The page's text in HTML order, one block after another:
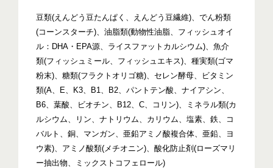
豆類(えんどう豆たんぱく、えんどう豆繊維)、でん粉類
(コーンスターチ)、油脂類(動物性油脂、フィッシュオイ
ル：DHA・EPA源、ライスファットカルシウム)、魚介
類(フィッシュミール、フィッシュエキス)、種実類(ゴマ
粉末)、糖類(フラクトオリゴ糖)、セレン酵母、ビタミン
類(A、E、K3、B1、B2、パントテン酸、ナイアシン、
B6、葉酸、ビオチン、B12、C、コリン)、ミネラル類(カ
ルシウム、リン、ナトリウム、カリウム、塩素、鉄、コ
バルト、銅、マンガン、亜鉛アミノ酸複合体、亜鉛、ヨ
ウ素)、アミノ酸類(メチオニン)、酸化防止剤(ローズマリ
ー抽出物、ミックストコフェロール)